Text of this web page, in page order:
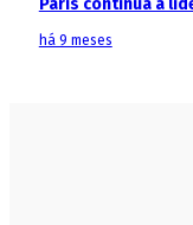
Paris continua a
há 9 meses